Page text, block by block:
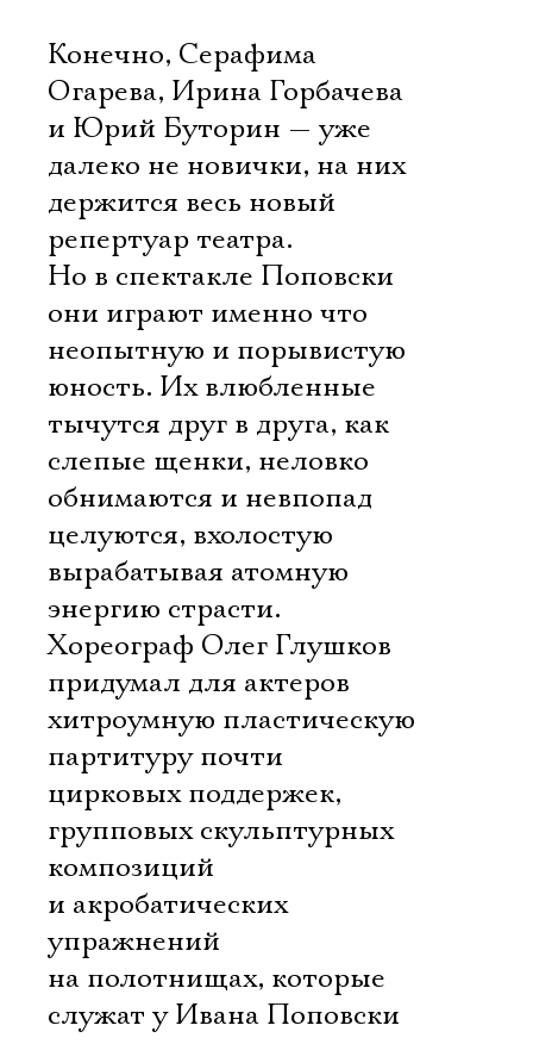
Конечно, Серафима
Огарева, Ирина Горбачева
и Юрий Буторин — уже
далеко не новички, на них
держится весь новый
репертуар театра.
Но в спектакле Поповски
они играют именно что
неопытную и порывистую
юность. Их влюбленные
тычутся друг в друга, как
слепые щенки, неловко
обнимаются и невпопад
целуются, вхолостую
вырабатывая атомную
энергию страсти.
Хореограф Олег Глушков
придумал для актеров
хитроумную пластическую
партитуру почти
цирковых поддержек,
групповых скульптурных
композиций
и акробатических
упражнений
на полотнищах, которые
служат у Ивана Поповски